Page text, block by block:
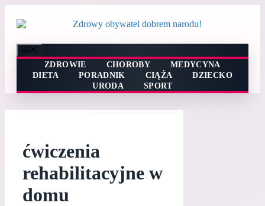
treści
ZDROWIE
CHOROBY
MEDYCYNA
DIETA
PORADNIK CIĄŻA
DZIECKO
URODA
SPORT
ćwiczenia
rehabilitacyjne w
domu